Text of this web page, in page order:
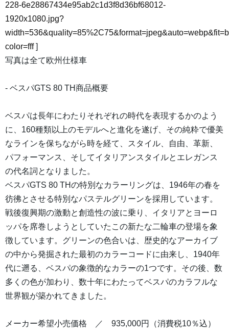
228-6e28867434e95ab2c1d3f8d36bf68012-
1920x1080.jpg?
color=fff]
写真は全て欧州仕様車
- ベスパGTS 80 TH商品概要
ベスパは長年にわたりそれぞれの時代を表現するかのよう
に、160種類以上のモデルへと進化を遂げ、その純粋で優美
なラインを保ちながら時を経て、スタイル、自由、革新、
パフォーマンス、そしてイタリアンスタイルとエレガンス
の代名詞となりました。
ベスパGTS 80 THの特別なカラーリングは、1946年の春を
彷彿とさせる特別なパステルグリーンを採用しています。
戦後復興期の激動と創造性の波に乗り、イタリアとヨーロ
ッパを席巻しようとしていたこの新たな二輪車の登場を象
徴しています。グリーンの色合いは、歴史的なアーカイブ
の中から発掘された最初のカラーコードに由来し、1940年
代に遡る、ベスパの象徴的なカラーの1つです。その後、数
多くの色が加わり、数十年にわたってベスパのカラフルな
世界観が築かれてきました。
メーカー希望小売価格 ／ 935,000円（消費税10％込）